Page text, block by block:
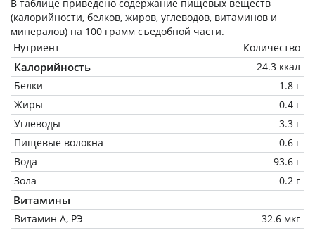
В таблице приведено содержание пищевых веществ
(калорийности, белков, жиров, углеводов, витаминов и
минералов) на 100 грамм съедобной части.
Нутриент
Количество
Калорийность
24.3 ккал
Белки
1.8 г
Жиры
0.4 г
Углеводы
3.3 г
Пищевые волокна
0.6 г
Вода
93.6 г
Зола
0.2 г
Витамины
Витамин А, РЭ
32.6 мкг